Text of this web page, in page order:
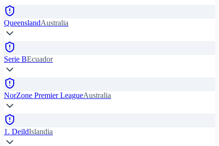
QueenslandAustralia
Serie BEcuador
NorZone Premier LeagueAustralia
1. DeildIslandia